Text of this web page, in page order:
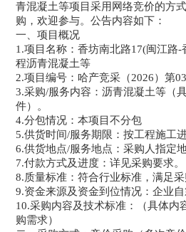
青混凝土等项目采用网络竞价的方
购，欢迎参与。公告内容如下：
一、项目概况
1.项目名称：香坊南北路17(闽江路
程沥青混凝土等
2.项目编号：哈产竞采（2026）第
3.采购/服务内容：沥青混凝土等（
件）。
4.分包情况：本项目不分包
5.供货时间/服务期限：按工程施工
6.供货地点/服务地点：采购人指定
7.付款方式及进度：详见采购要求。
8.质量标准：符合行业标准，满足采
9.资金来源及资金到位情况：企业自
10.采购内容及技术标准：（具体内
购需求）